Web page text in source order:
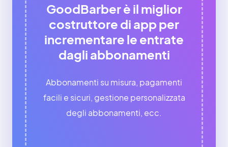
GoodBarber è il miglior
costruttore di app per
incrementare le entrate
dagli abbonamenti
Abbonamenti su misura, pagamenti
facili e sicuri, gestione personalizzata
degli abbonamenti, ecc.